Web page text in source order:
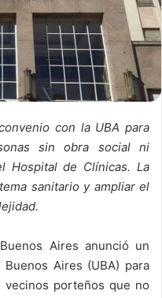
con la UBA para
sin obra social ni
Hospital de Clínicas. La
sanitario y ampliar el
Aires anunció un
Aires (UBA) para
vecinos porteños que no